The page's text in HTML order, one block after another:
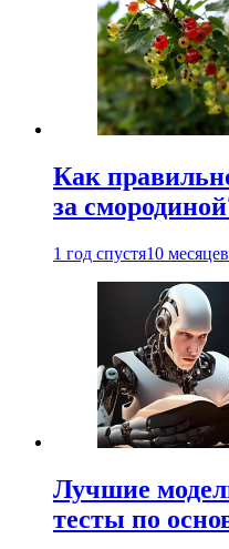
Как
за
1 год спустя10
Лучшие
тесты по